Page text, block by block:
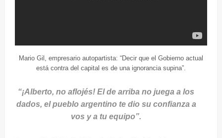
Mario Gil, empresario autopartista: “Decir que el Gobierno actual
está contra del capital es de una ignorancia supina”.
“¡Alberto, no aflojés! El de arriba no juega a los
dados, el pueblo argentino te dio su confianza a
vos y a tu equipo”.